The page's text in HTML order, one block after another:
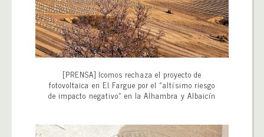
[PRENSA] Icomos rechaza el proyecto de
fotovoltaica en El Fargue por el «altísimo riesgo
de impacto negativo» en la Alhambra y Albaicín